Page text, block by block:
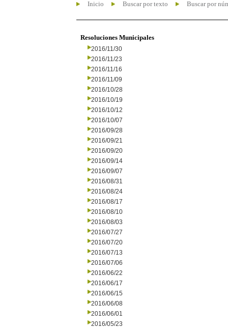
Inicio Buscar por texto Buscar por
Resoluciones Municipales
2016/11/30
2016/11/23
2016/11/16
2016/11/09
2016/10/28
2016/10/19
2016/10/12
2016/10/07
2016/09/28
2016/09/21
2016/09/20
2016/09/14
2016/09/07
2016/08/31
2016/08/24
2016/08/17
2016/08/10
2016/08/03
2016/07/27
2016/07/20
2016/07/13
2016/07/06
2016/06/22
2016/06/17
2016/06/15
2016/06/08
2016/06/01
2016/05/23